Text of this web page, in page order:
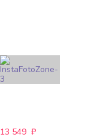
13 549 ₽